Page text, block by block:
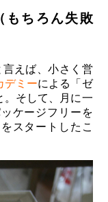
もちろん失敗
えば、小さく営
デミーによる「ゼ
。そして、月に一
ケージフリーを
スタートしたこ